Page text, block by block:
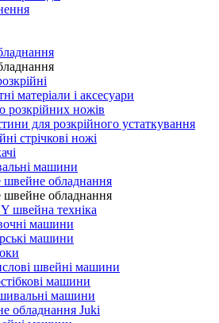
матеріали і аксесуари
розкрійних ножів
для розкрійного устаткування
стрічкові ножі
машини
обладнання
обладнання
швейна техніка
машини
машини
швейні машини
машини
машини
обладнання Juki